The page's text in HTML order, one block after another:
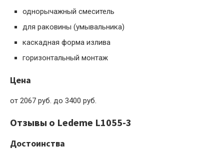
однорычажный смеситель
для раковины (умывальника)
каскадная форма излива
горизонтальный монтаж
Цена
от 2067 руб. до 3400 руб.
Отзывы о Ledeme L1055-3
Достоинства